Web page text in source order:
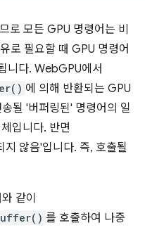
로 모든 GPU 명령어는 비
로 필요할 때 GPU 명령어
니다. WebGPU에서
에 의해 반환되는 GPU
될 '버퍼링된' 명령어의 일
입니다. 반면
지 않음'입니다. 즉, 호출될
같이
를 호출하여 나중